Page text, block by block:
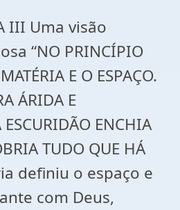
III Uma visão
“NO PRINCÍPIO
E O ESPAÇO.
ÁRIDA E
ESCURIDÃO ENCHIA
TUDO QUE HÁ
definiu o espaço e
com Deus,